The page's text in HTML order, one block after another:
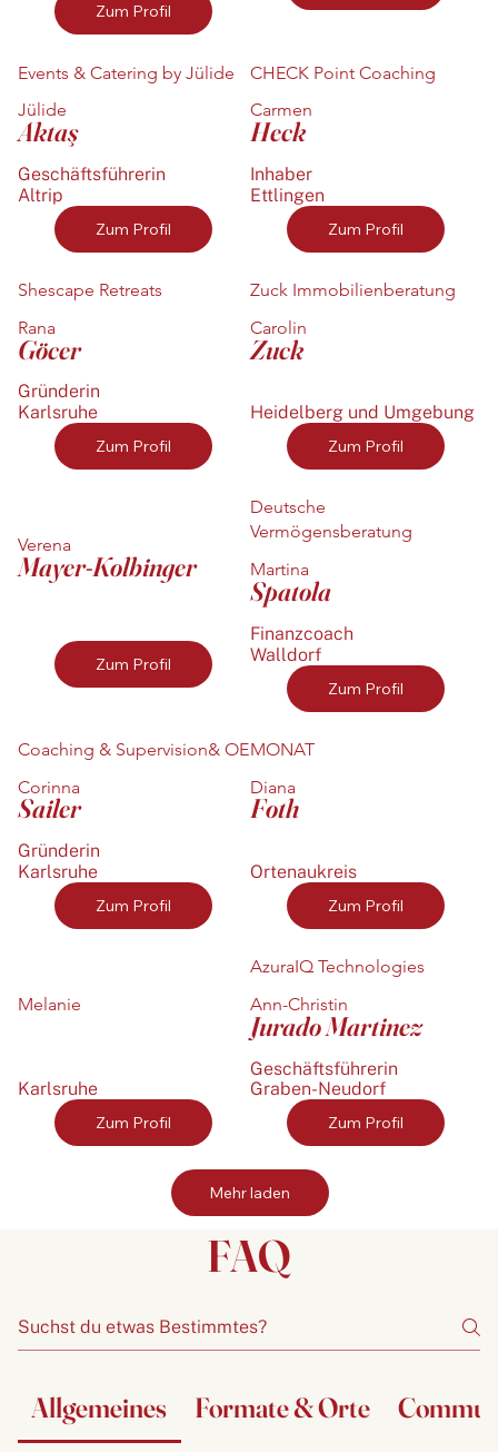
Zum Profil
Events & Catering by Jülide
Jülide
Aktaş
Geschäftsführerin
Altrip
Zum Profil
CHECK Point Coaching
Carmen
Heck
Inhaber
Ettlingen
Zum Profil
Shescape Retreats
Rana
Göcer
Gründerin
Karlsruhe
Zum Profil
Zuck Immobilienberatung
Carolin
Zuck
Heidelberg und Umgebung
Zum Profil
Verena
Mayer-Kolbinger
Zum Profil
Deutsche
Vermögensberatung
Martina
Spatola
Finanzcoach
Walldorf
Zum Profil
Coaching & Supervision& OE
Corinna
Sailer
Gründerin
Karlsruhe
Zum Profil
MONAT
Diana
Foth
Ortenaukreis
Zum Profil
Melanie
Karlsruhe
Zum Profil
AzuraIQ Technologies
Ann-Christin
Jurado Martinez
Geschäftsführerin
Graben-Neudorf
Zum Profil
Mehr laden
FAQ
Allgemeines Formate & Orte